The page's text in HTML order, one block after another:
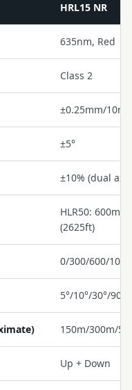
HRL15 NR
635nm, Red
Class 2
±0.25mm/10m
±5°
±10% (dual
HLR50: 600m
(2625ft)
0/300/600/
5°/10°/30°/90°
150m/300m/
Up + Down